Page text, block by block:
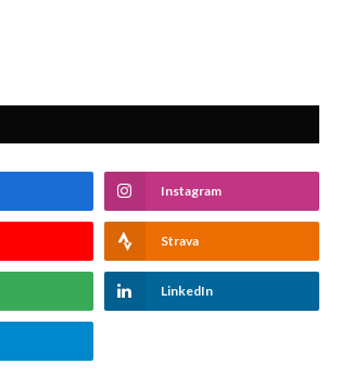
Instagram
Strava
LinkedIn